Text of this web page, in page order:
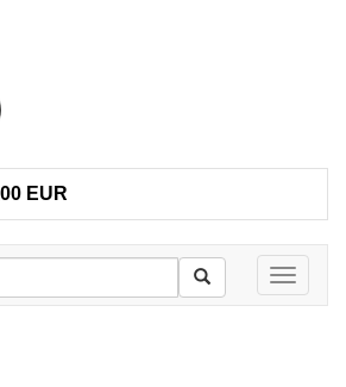
EUR
Toggle